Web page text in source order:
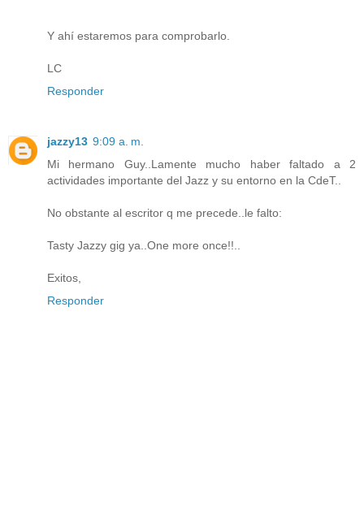
Y ahí estaremos para comprobarlo.
LC
Responder
jazzy13 9:09 a. m.
Mi hermano Guy..Lamente mucho haber faltado a 2
actividades importante del Jazz y su entorno en la CdeT..
No obstante al escritor q me precede..le falto:
Tasty Jazzy gig ya..One more once!!..
Exitos,
Responder